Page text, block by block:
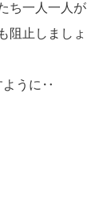
ち一人一人が
阻止しましょ
ように‥